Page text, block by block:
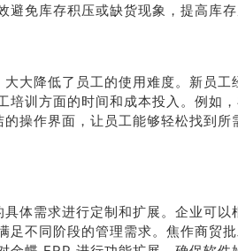
售
免库存积压或缺货现象，提高库存
大降低了员工的使用难度。新员工
培训方面的时间和成本投入。例如
操作界面，让员工能够轻松找到所
体需求进行定制和扩展。企业可以
足不同阶段的管理需求。焦作商贸